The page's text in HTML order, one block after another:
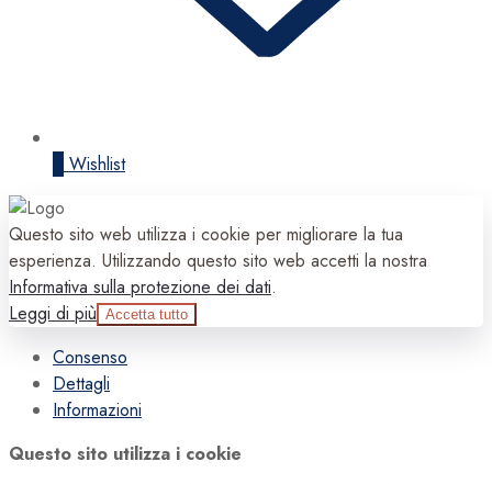
Wishlist
Questo sito web utilizza i cookie per migliorare la tua
esperienza. Utilizzando questo sito web accetti la nostra
Informativa sulla protezione dei dati.
Leggi di più Accetta tutto
Consenso
Dettagli
Informazioni
Questo sito utilizza i cookie